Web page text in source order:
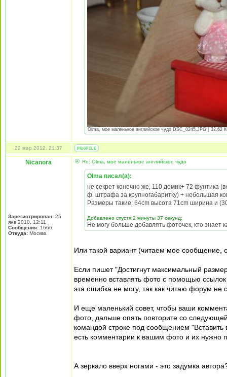
Olma, мое маленькое английское чудо DSC_0245.JPG [ 32.62
22 мар 2012, 21:37
Nicanora
Зарегистрирован: 25
янв 2010, 12:11
Сообщения: 1666
Откуда: Москва
Re: Olma, мое маленькое английское чудо
Olma писал(а):
не секрет конечно же, 110 домик+ 72 фунтика
ф. штрафа за крупногабаритку) + небольшая
Размеры такие: 64cm высота 71cm ширина и
Добавлено спустя 2 минуты 37 секунд:
Не могу больше добавлять фоточек, кто знает
Или такой вариант (читаем мое сообщение,
Если пишет "Достигнут максимальный
временно вставлять фото с помощью
эта ошибка не могу, так как читаю форум не
И еще маленький совет, чтобы ваши
фото, дальше опять повторите со
командой строке под сообщением
есть комментарии к вашим фото и их нужно
А зеркало вверх ногами - это задумка